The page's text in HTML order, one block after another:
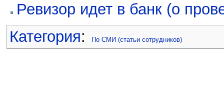
Ревизор идет в банк (о
Категория: По СМИ (статьи сотрудников)